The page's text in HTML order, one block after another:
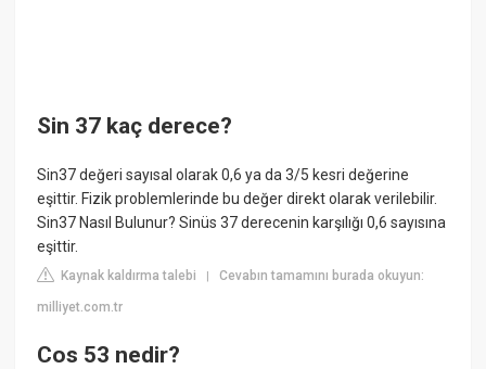
Sin 37 kaç derece?
Sin37 değeri sayısal olarak 0,6 ya da 3/5 kesri değerine
eşittir. Fizik problemlerinde bu değer direkt olarak verilebilir.
Sin37 Nasıl Bulunur? Sinüs 37 derecenin karşılığı 0,6 sayısına
eşittir.
Kaynak kaldırma talebi |Cevabın tamamını burada okuyun:
milliyet.com.tr
Cos 53 nedir?